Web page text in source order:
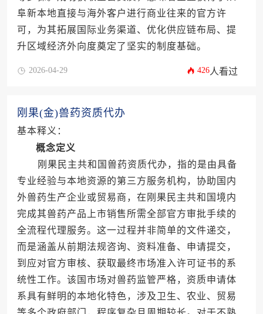
阜新本地直接与海外客户进行商业往来的官方许
可，为其拓展国际业务渠道、优化供应链布局、提
升区域经济外向度奠定了坚实的制度基础。
2026-04-29 426人看过
刚果(金)兽药资质代办
基本释义：
概念定义
刚果民主共和国兽药资质代办，指的是由具备
专业经验与本地资源的第三方服务机构，协助国内
外兽药生产企业或贸易商，在刚果民主共和国境内
完成其兽药产品上市销售所需全部官方审批手续的
全流程代理服务。这一过程并非简单的文件递交，
而是涵盖从前期法规咨询、资料准备、申请提交，
到应对官方审核、获取最终市场准入许可证书的系
统性工作。该国市场对兽药监管严格，资质申请体
系具有鲜明的本地化特色，涉及卫生、农业、贸易